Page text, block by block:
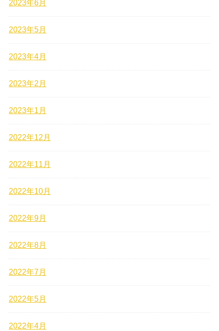
2023年6月
2023年5月
2023年4月
2023年2月
2023年1月
2022年12月
2022年11月
2022年10月
2022年9月
2022年8月
2022年7月
2022年5月
2022年4月